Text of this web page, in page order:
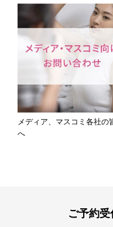
メディア、マスコミ各社の
へ
ご予約